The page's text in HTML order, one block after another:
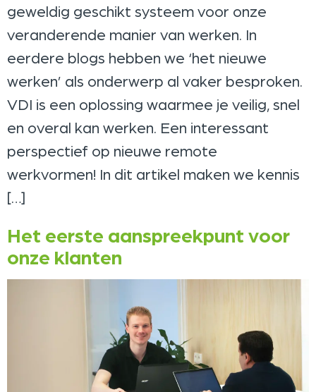
geweldig geschikt systeem voor onze
veranderende manier van werken. In
eerdere blogs hebben we ‘het nieuwe
werken’ als onderwerp al vaker besproken.
VDI is een oplossing waarmee je veilig, snel
en overal kan werken. Een interessant
perspectief op nieuwe remote
werkvormen! In dit artikel maken we kennis
[…]
Het eerste aanspreekpunt voor
onze klanten